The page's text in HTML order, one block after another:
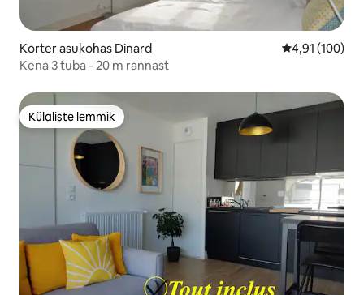
Korter asukohas Dinard Keskmine
4,91 (100)
Kena 3 tuba - 20 m rannast
Külaliste lemmik
Külaliste lemmik